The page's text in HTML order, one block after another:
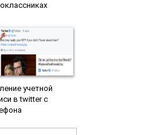
учетной
в twitter с